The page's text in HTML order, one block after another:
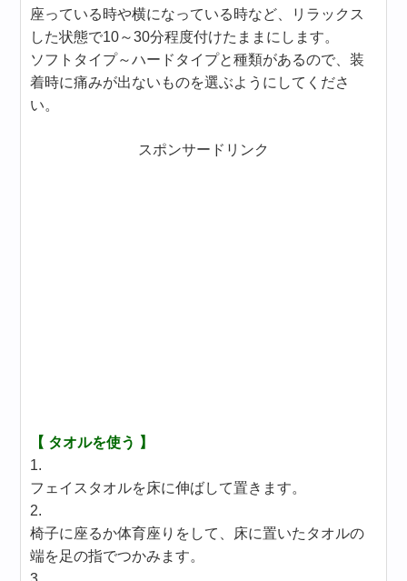
座っている時や横になっている時など、リラックス
した状態で10～30分程度付けたままにします。
ソフトタイプ～ハードタイプと種類があるので、装
着時に痛みが出ないものを選ぶようにしてくださ
い。
スポンサードリンク
【 タオルを使う 】
1.
フェイスタオルを床に伸ばして置きます。
2.
椅子に座るか体育座りをして、床に置いたタオルの
端を足の指でつかみます。